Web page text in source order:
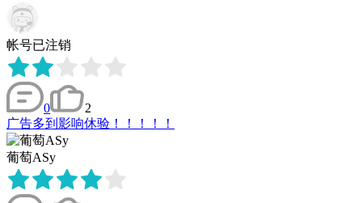
帐号已注销
0
2
广告多到影响休验！！！！！
葡萄ASy